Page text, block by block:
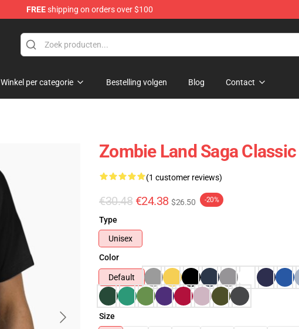
FREEshipping on orders over $100
Winkel per categorie Bestelling volgen Blog Contact
Zombie Land Saga
(1 customer reviews)
€30.48 €24.38 $26.50 -20%
Type
Unisex
Color
Default
Size